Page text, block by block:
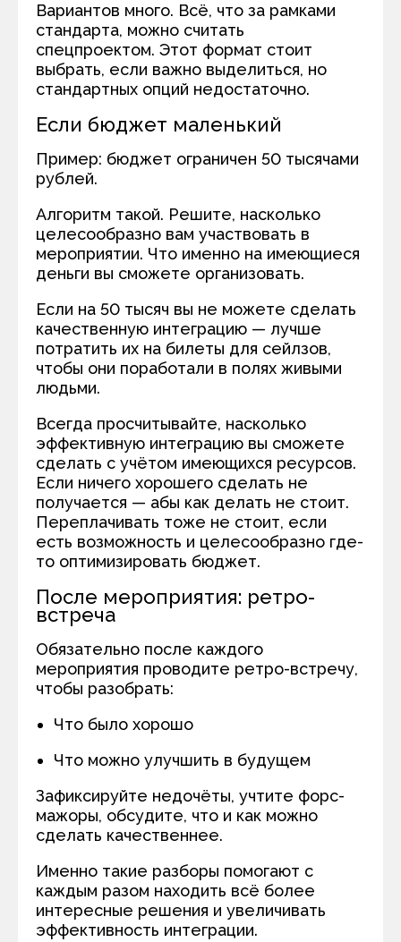
Вариантов много. Всё, что за рамками
стандарта, можно считать
спецпроектом. Этот формат стоит
выбрать, если важно выделиться, но
стандартных опций недостаточно.
Если бюджет маленький
Пример: бюджет ограничен 50 тысячами
рублей.
Алгоритм такой. Решите, насколько
целесообразно вам участвовать в
мероприятии. Что именно на имеющиеся
деньги вы сможете организовать.
Если на 50 тысяч вы не можете сделать
качественную интеграцию — лучше
потратить их на билеты для сейлзов,
чтобы они поработали в полях живыми
людьми.
Всегда просчитывайте, насколько
эффективную интеграцию вы сможете
сделать с учётом имеющихся ресурсов.
Если ничего хорошего сделать не
получается — абы как делать не стоит.
Переплачивать тоже не стоит, если
есть возможность и целесообразно где-
то оптимизировать бюджет.
После мероприятия: ретро-
встреча
Обязательно после каждого
мероприятия проводите ретро-встречу,
чтобы разобрать:
Что было хорошо
Что можно улучшить в будущем
Зафиксируйте недочёты, учтите форс-
мажоры, обсудите, что и как можно
сделать качественнее.
Именно такие разборы помогают с
каждым разом находить всё более
интересные решения и увеличивать
эффективность интеграции.